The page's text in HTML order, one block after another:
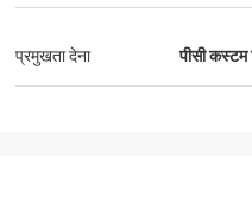
हम अपनी साझेदारी जारी रखने के लिए तत्पर हैं
प्रमुखता देना पीसी कस्टम